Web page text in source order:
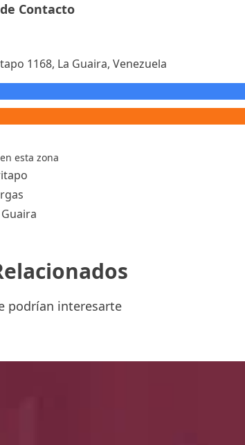
Contacto
1168, La Guaira, Venezuela
esta zona
podrían interesarte